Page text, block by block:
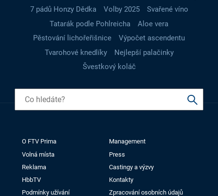
7 pádů Honzy Dědka
Volby 2025
Svařené víno
Tatarák podle Pohlreicha
Aloe vera
Pěstování lichořeřišnice
Výpočet ascendentu
Tvarohové knedlíky
Nejlepší palačinky
Švestkový koláč
O FTV Prima
Management
Volná místa
Press
Reklama
Castingy a výzvy
HbbTV
Kontakty
Podmínky užívání
Zpracování osobních údajů